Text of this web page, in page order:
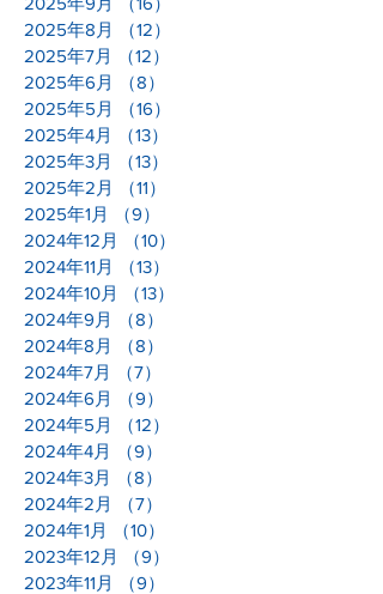
2025年8月
（12）
2025年7月
（12）
2025年6月
（8）
2025年5月
（16）
2025年4月
（13）
2025年3月
（13）
2025年2月
（11）
2025年1月
（9）
2024年12月
（10）
2024年11月
（13）
2024年10月
（13）
2024年9月
（8）
2024年8月
（8）
2024年7月
（7）
2024年6月
（9）
2024年5月
（12）
2024年4月
（9）
2024年3月
（8）
2024年2月
（7）
2024年1月
（10）
2023年12月
（9）
2023年11月
（9）